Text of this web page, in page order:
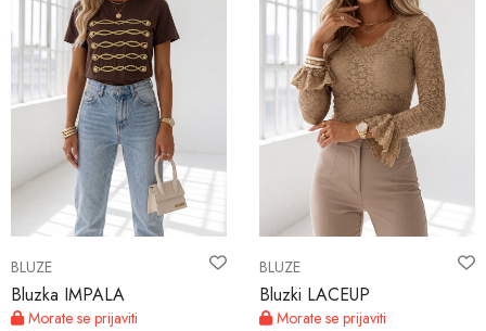
BLUZE
Bluzka IMPALA
Morate se prijaviti
BLUZE
Bluzki LACEUP
Morate se prijaviti